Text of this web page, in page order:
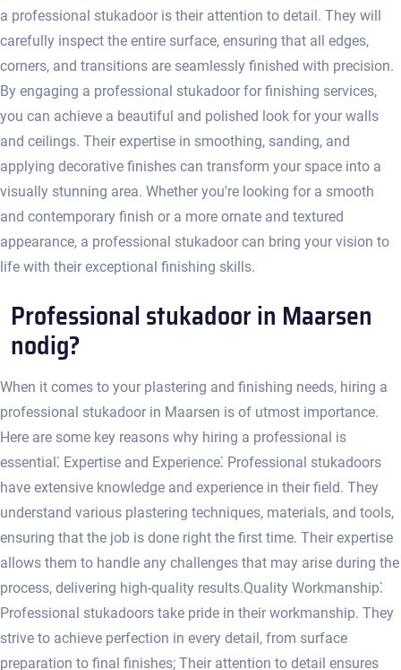
a professional stukadoor is their attention to detail.​ They will
carefully inspect the entire surface, ensuring that all edges,
corners, and transitions are seamlessly finished with precision.​
By engaging a professional stukadoor for finishing services,
you can achieve a beautiful and polished look for your walls
and ceilings.​ Their expertise in smoothing, sanding, and
applying decorative finishes can transform your space into a
visually stunning area. Whether you're looking for a smooth
and contemporary finish or a more ornate and textured
appearance, a professional stukadoor can bring your vision to
life with their exceptional finishing skills.​
Professional stukadoor in Maarsen
nodig?
When it comes to your plastering and finishing needs, hiring a
professional stukadoor in Maarsen is of utmost importance.
Here are some key reasons why hiring a professional is
essential⁚ Expertise and Experience⁚ Professional stukadoors
have extensive knowledge and experience in their field.​ They
understand various plastering techniques, materials, and tools,
ensuring that the job is done right the first time.​ Their expertise
allows them to handle any challenges that may arise during the
process, delivering high-quality results.​ Quality Workmanship⁚
Professional stukadoors take pride in their workmanship.​ They
strive to achieve perfection in every detail, from surface
preparation to final finishes; Their attention to detail ensures